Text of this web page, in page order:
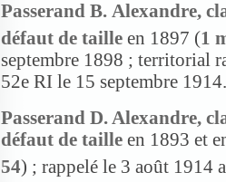
Passerand B. Alexandre,
défaut de taille en 1897 (1
septembre 1898 ; territorial
52e RI le 15 septembre 1914.
Passerand D. Alexandre,
défaut de taille en 1893 et
54) ; rappelé le 3 août 1914